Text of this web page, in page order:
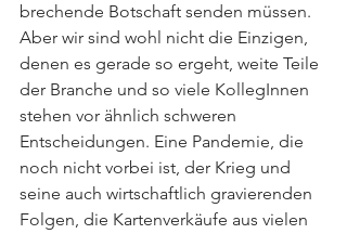
brechende Botschaft senden müssen.
Aber wir sind wohl nicht die Einzigen,
denen es gerade so ergeht, weite Teile
der Branche und so viele KollegInnen
stehen vor ähnlich schweren
Entscheidungen. Eine Pandemie, die
noch nicht vorbei ist, der Krieg und
seine auch wirtschaftlich gravierenden
Folgen, die Kartenverkäufe aus vielen